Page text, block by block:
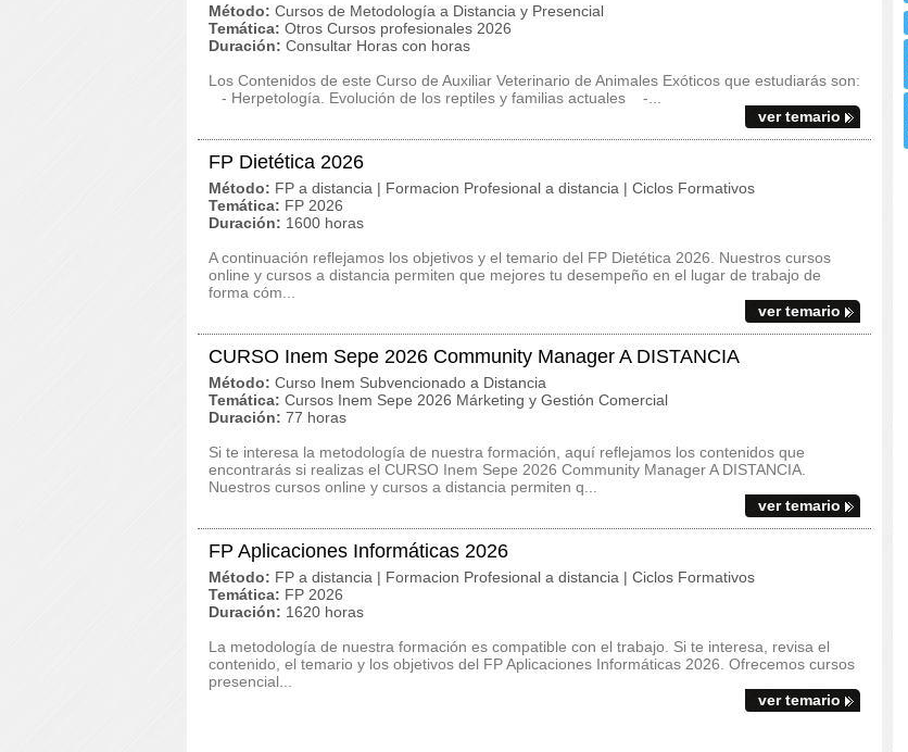
Método: Cursos de Metodología a Distancia y Presencial
Temática: Otros Cursos profesionales 2026
Duración: Consultar Horas con horas
Los Contenidos de este Curso de Auxiliar Veterinario de Animales Exóticos que estudiarás son:
- Herpetología. Evolución de los reptiles y familias actuales -...
ver temario
FP Dietética 2026
Método: FP a distancia | Formacion Profesional a distancia | Ciclos Formativos
Temática: FP 2026
Duración: 1600 horas
A continuación reflejamos los objetivos y el temario del FP Dietética 2026. Nuestros cursos
online y cursos a distancia permiten que mejores tu desempeño en el lugar de trabajo de
forma cóm...
ver temario
CURSO Inem Sepe 2026 Community Manager A DISTANCIA
Método: Curso Inem Subvencionado a Distancia
Temática: Cursos Inem Sepe 2026 Márketing y Gestión Comercial
Duración: 77 horas
Si te interesa la metodología de nuestra formación, aquí reflejamos los contenidos que
encontrarás si realizas el CURSO Inem Sepe 2026 Community Manager A DISTANCIA.
Nuestros cursos online y cursos a distancia permiten q...
ver temario
FP Aplicaciones Informáticas 2026
Método: FP a distancia | Formacion Profesional a distancia | Ciclos Formativos
Temática: FP 2026
Duración: 1620 horas
La metodología de nuestra formación es compatible con el trabajo. Si te interesa, revisa el
contenido, el temario y los objetivos del FP Aplicaciones Informáticas 2026. Ofrecemos cursos
presencial...
ver temario